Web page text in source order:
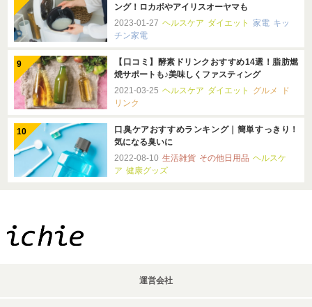
ング！ロカボやアイリスオーヤマも
2023-01-27 ヘルスケア ダイエット 家電 キッ
チン家電
【口コミ】酵素ドリンクおすすめ14選！脂肪燃
焼サポートも♪美味しくファスティング
2021-03-25 ヘルスケア ダイエット グルメ
ド
リンク
口臭ケアおすすめランキング｜簡単すっきり！
気になる臭いに
2022-08-10 生活雑貨 その他日用品 ヘルスケ
ア 健康グッズ
運営会社